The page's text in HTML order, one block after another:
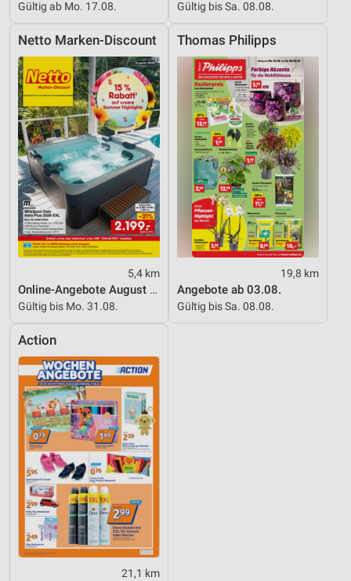
Gültig ab Mo. 17.08. Gültig bis Sa. 08.08.
Netto Marken-Discount
5,4 km
Online-Angebote August 2026
Gültig bis Mo. 31.08.
Thomas Philipps
19,8 km
Angebote ab 03.08.
Gültig bis Sa. 08.08.
Action
21,1 km